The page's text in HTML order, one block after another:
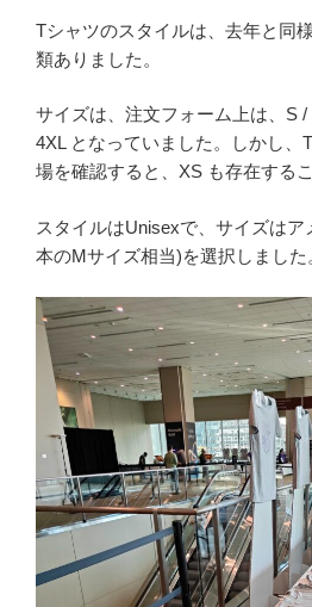
Tシャツのスタイルは、去年と同
類ありました。
サイズは、注文フォーム上は、S /
4XL となっていました。しかし、
場を確認すると、XS も存在する
スタイルはUnisexで、サイズはア
本のMサイズ相当)を選択しました